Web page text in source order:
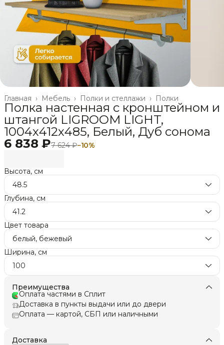
Полки
Полки и стеллажи ›
Мебель ›
Главная ›
Полка настенная с кронштейном и
штангой LIGROOM LIGHT,
1004х412х485, Белый, Дуб сонома
6 838 ₽7 624 ₽−10%
Высота, см
48.5
Глубина, см
41.2
Цвет товара
белый, бежевый
Ширина, см
100
Преимущества
Оплата частями в Сплит
Доставка в пункты выдачи или до двери
Оплата — картой, СБП или наличными
Доставка